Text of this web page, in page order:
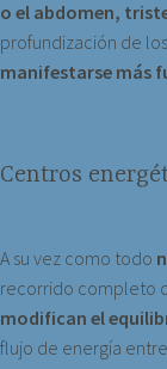
o el abdomen,
profundización de los
manifestarse más
Centros
A su vez como todo
recorrido completo
modifican el
flujo de energía